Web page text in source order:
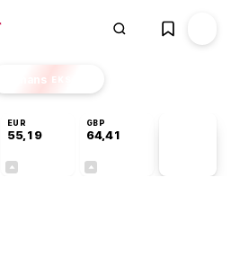
Finans EKSTRA
EUR
55,19
GBP
64,41